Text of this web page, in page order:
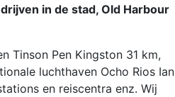
in de stad, Old Harbour
Tinson Pen Kingston 31 km,
luchthaven Ocho Rios Ian
en reiscentra enz. Wij